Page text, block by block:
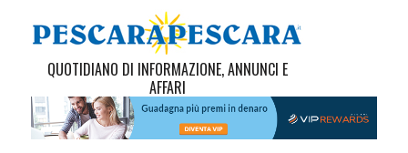
QUOTIDIANO DI INFORMAZIONE, ANNUNCI E
AFFARI